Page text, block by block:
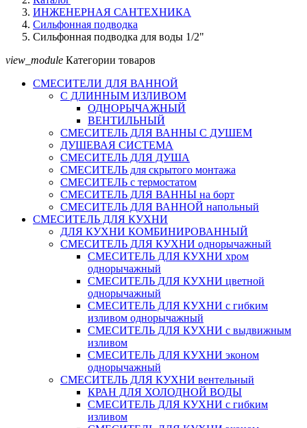
ИНЖЕНЕРНАЯ САНТЕХНИКА
Сильфонная подводка
Сильфонная подводка для воды 1/2"
view_module Категории товаров
СМЕСИТЕЛИ ДЛЯ ВАННОЙ
С ДЛИННЫМ ИЗЛИВОМ
ОДНОРЫЧАЖНЫЙ
ВЕНТИЛЬНЫЙ
СМЕСИТЕЛЬ ДЛЯ ВАННЫ С ДУШЕМ
ДУШЕВАЯ СИСТЕМА
СМЕСИТЕЛЬ ДЛЯ ДУША
СМЕСИТЕЛЬ для скрытого монтажа
СМЕСИТЕЛЬ с термостатом
СМЕСИТЕЛЬ ДЛЯ ВАННЫ на борт
СМЕСИТЕЛЬ ДЛЯ ВАННОЙ напольный
СМЕСИТЕЛЬ ДЛЯ КУХНИ
ДЛЯ КУХНИ КОМБИНИРОВАННЫЙ
СМЕСИТЕЛЬ ДЛЯ КУХНИ однорычажный
СМЕСИТЕЛЬ ДЛЯ КУХНИ хром
однорычажный
СМЕСИТЕЛЬ ДЛЯ КУХНИ цветной
однорычажный
СМЕСИТЕЛЬ ДЛЯ КУХНИ с гибким
изливом однорычажный
СМЕСИТЕЛЬ ДЛЯ КУХНИ с выдвижным
изливом
СМЕСИТЕЛЬ ДЛЯ КУХНИ эконом
однорычажный
СМЕСИТЕЛЬ ДЛЯ КУХНИ вентельный
КРАН ДЛЯ ХОЛОДНОЙ ВОДЫ
СМЕСИТЕЛЬ ДЛЯ КУХНИ с гибким
изливом